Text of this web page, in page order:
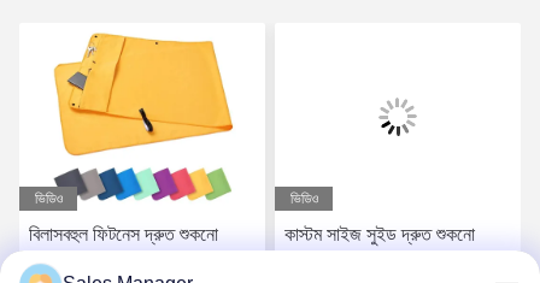
ভিডিও
বিলাসবহুল ফিটনেস দ্রুত শুকনো
কাস্টম লোগো স্পোর্ট তোয়ালে
ভিডিও
কাস্টম সাইজ সুইড দ্রুত শুকনো